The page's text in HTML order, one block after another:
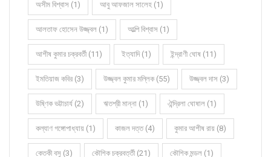
অসীম বিশ্বাস (1) আবু আফজাল সালেহ (1)
আলতাফ হোসেন উজ্জ্বল (1) আল্পি বিশ্বাস (1)
আশীষ কুমার চক্রবর্তী (11) ইত্যাদি (1) ইন্দ্রাণী ঘোষ (11)
ইমতিয়াজ কবির (3) উজ্জ্বল কুমার মল্লিক (55) উজ্জ্বল দাস (3)
উষ্ণিক ভট্টাচার্য (2) ঋতশ্রী মান্না (1) ঐন্দ্রিলা ঘোষাল (1)
কল্যাণ গঙ্গোপাধ্যায় (1) কাজল দত্ত (4) কুমার আশীষ রায় (8)
কেতকী বসু (3) কৌশিক চক্রবর্ত্তী (21) কৌশিক মন্ডল (1)